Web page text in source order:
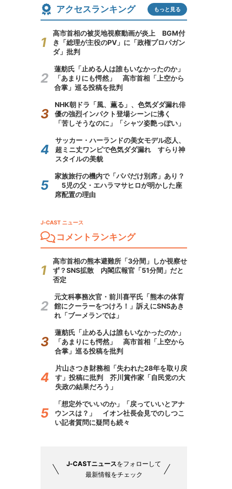
アクセスランキング もっと見る
高市首相の被災地視察動画が炎上 BGM付
き「総理が主役のPV」に「政権プロパガン
ダ」批判
蓮舫氏「止める人は誰もいなかったのか」
「あまりにも愕然」 高市首相「上空から
合掌」巡る投稿を批判
NHK朝ドラ「風、薫る」、色気ダダ漏れ俳
優の強烈インパクト登場シーンに沸く
「苦しそうなのに」「シャツ姿艶っぽい」
サッカー・ハーランドの美女モデル恋人、
超ミニ丈ワンピで色気ダダ漏れ すらり神
スタイルの美貌
家族旅行の機内で「パパだけ別席」あり？
5児の父・エハラマサヒロが明かした座
席配置の理由
J-CAST ニュース
コメントランキング
高市首相の熊本避難所「3分間」しか視察せ
ず？SNS拡散 内閣広報官「51分間」だと
否定
元文科事務次官・前川喜平氏「熊本の体育
館にクーラーをつけろ！」訴えにSNSあき
れ「ブーメランでは」
蓮舫氏「止める人は誰もいなかったのか」
「あまりにも愕然」 高市首相「上空から
合掌」巡る投稿を批判
片山さつき財務相「失われた28年を取り戻
す」投稿に批判 芥川賞作家「自民党の大
失政の結果だろう」
「想定外でいいのか」「戻っていいとアナ
ウンスは？」 イオン社長会見でのしつこ
い記者質問に疑問も続々
J-CASTニュースをフォローして
最新情報をチェック